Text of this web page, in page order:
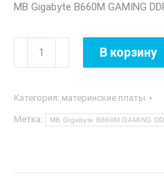
MB Gigabyte B660M GAMING
Количество
товара
Gigabyte
B660M
LGA1700
В корзину
Категория: материнские платы
Метка: MB Gigabyte B660M GAMING